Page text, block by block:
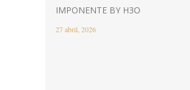
IMPONENTE BY H3O
27 abril, 2026